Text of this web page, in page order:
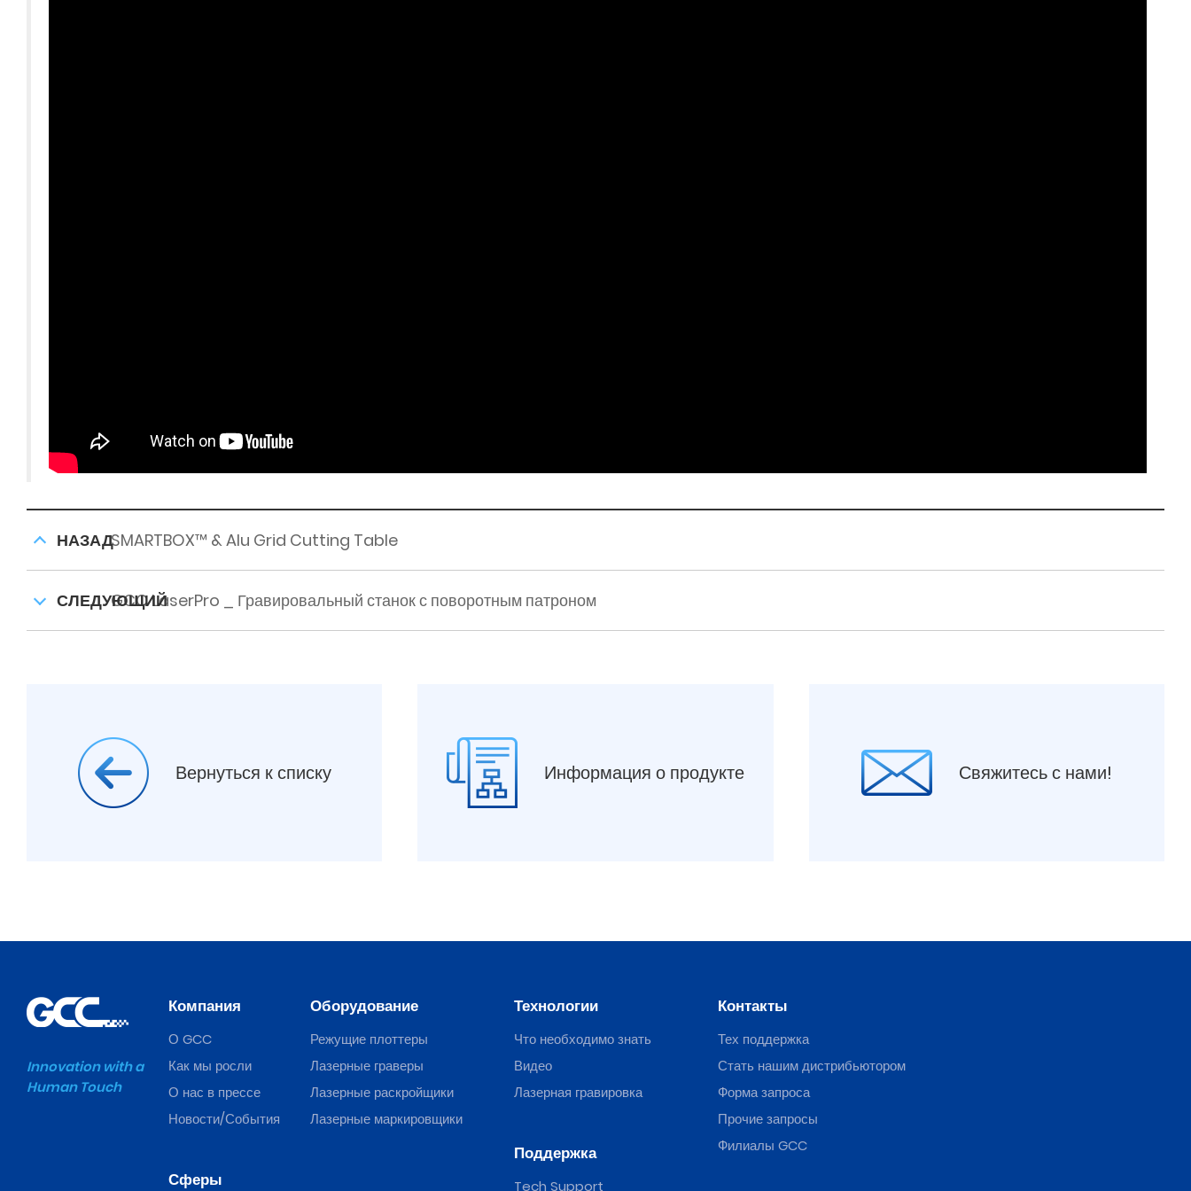
НАЗАДSMARTBOX™ & Alu Grid Cutting Table
СЛЕДУЮЩИЙGCC LaserPro _ Гравировальный станок с поворотным патроном
Вернуться к списку Информация о продукте Свяжитесь с нами!
Innovation with a
Human Touch
Компания
О GCC
Как мы росли
О нас в прессе
Новости/События
Сферы
Оборудование
Режущие плоттеры
Лазерные граверы
Лазерные раскройщики
Лазерные маркировщики
Технологии
Что необходимо знать
Видео
Лазерная гравировка
Поддержка
Tech Support
Контакты
Тех поддержка
Стать нашим дистрибьютором
Форма запроса
Прочие запросы
Филиалы GCC